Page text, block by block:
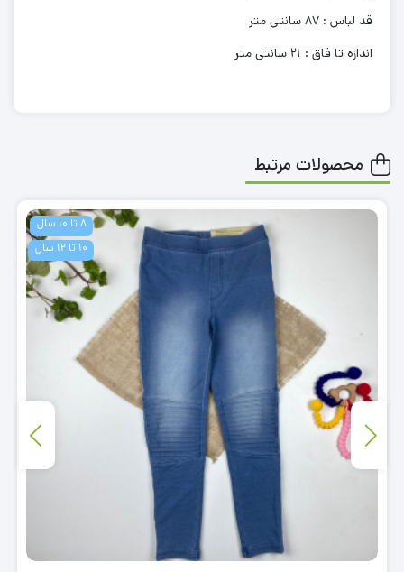
قد لباس : 87 سانتی متر
اندازه تا فاق : 21 سانتی متر
محصولات مرتبط
8 تا 10 سال
10 تا 12 سال